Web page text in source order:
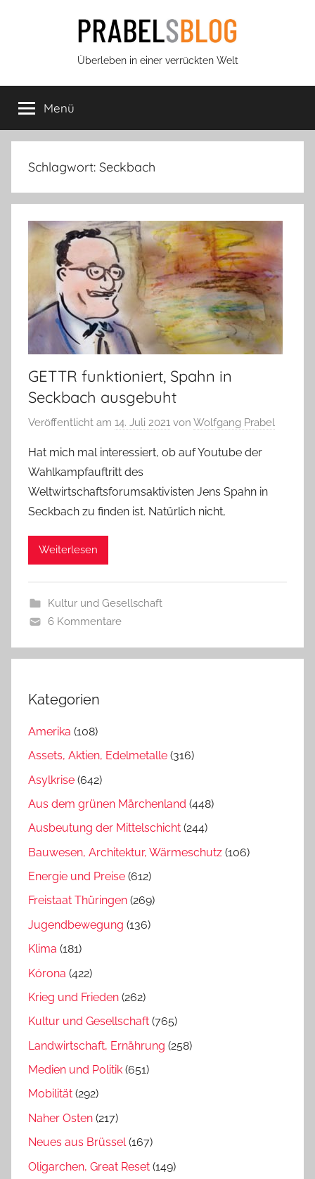
Prabels
Blog
Überleben in einer verrückten Welt
Menü
Schlagwort: Seckbach
GETTR funktioniert, Spahn in
Seckbach ausgebuht
Veröffentlicht am 14. Juli 2021 von Wolfgang Prabel
Hat mich mal interessiert, ob auf Youtube der
Wahlkampfauftritt des
Weltwirtschaftsforumsaktivisten Jens Spahn in
Seckbach zu finden ist. Natürlich nicht,
Weiterlesen
Kultur und Gesellschaft
6 Kommentare
Kategorien
Amerika (108)
Assets, Aktien, Edelmetalle (316)
Asylkrise (642)
Aus dem grünen Märchenland (448)
Ausbeutung der Mittelschicht (244)
Bauwesen, Architektur, Wärmeschutz (106)
Energie und Preise (612)
Freistaat Thüringen (269)
Jugendbewegung (136)
Klima (181)
Kórona (422)
Krieg und Frieden (262)
Kultur und Gesellschaft (765)
Landwirtschaft, Ernährung (258)
Medien und Politik (651)
Mobilität (292)
Naher Osten (217)
Neues aus Brüssel(167)
Oligarchen, Great Reset (149)